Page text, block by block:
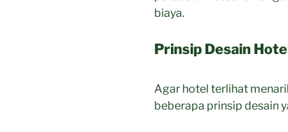
biaya.
Prinsip Desain
Agar hotel terlihat
beberapa prinsip desain